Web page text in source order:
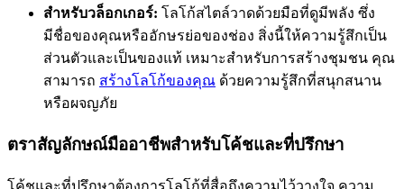
สำหรับวล็อกเกอร์: โลโก้สไตล์วาดด้วยมือที่ดูมีพลัง ซึ่ง
มีชื่อของคุณหรืออักษรย่อของช่อง สิ่งนี้ให้ความรู้สึกเป็น
ส่วนตัวและเป็นของแท้ เหมาะสำหรับการสร้างชุมชน คุณ
สามารถ สร้างโลโก้ของคุณ ด้วยความรู้สึกที่สนุกสนาน
หรือผจญภัย
ตราสัญลักษณ์มืออาชีพสำหรับโค้ชและที่ปรึกษา
โค้ชและที่ปรึกษาต้องการโลโก้ที่สื่อถึงความไว้วางใจ ความ